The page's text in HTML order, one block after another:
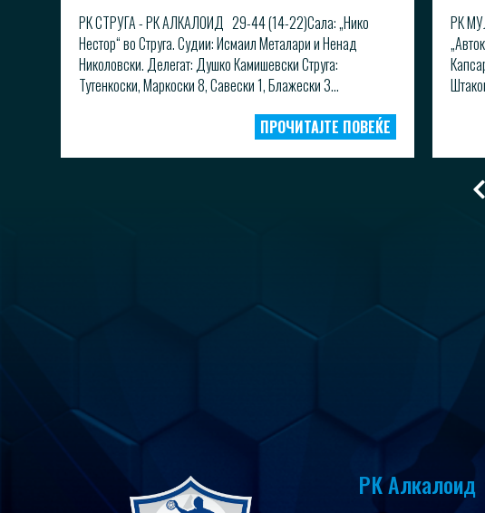
РК СТРУГА - РК АЛКАЛОИД 29-44 (14-22)Сала: „Нико
Нестор“ во Струга. Судии: Исмаил Металари и Ненад
Николовски. Делегат: Душко Камишевски Струга:
Тутенкоски, Маркоски 8, Савески 1, Блажески 3...
ПРОЧИТАЈТЕ ПОВЕЌЕ
РК
РК Алкалоид